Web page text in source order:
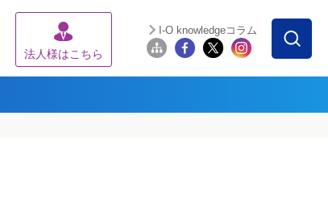
法人様はこちら
I-O knowledgeコラム